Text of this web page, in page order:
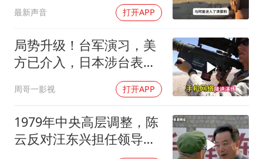
最新声音 打开APP
局势升级！台军演习，美
方已介入，日本涉台表述
突变，大陆已收到通知
周哥一影视 打开APP
1979年中央高层调整，陈
云反对汪东兴担任领导职